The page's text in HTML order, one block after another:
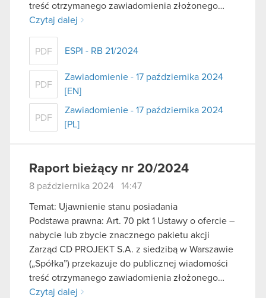
treść otrzymanego zawiadomienia złożonego…
Czytaj dalej
PDF ESPI - RB 21/2024
PDF
Zawiadomienie - 17 października 2024
[EN]
PDF
Zawiadomienie - 17 października 2024
[PL]
Raport bieżący nr 20/2024
8 października 2024 14:47
Temat: Ujawnienie stanu posiadania
Podstawa prawna: Art. 70 pkt 1 Ustawy o ofercie –
nabycie lub zbycie znacznego pakietu akcji
Zarząd CD PROJEKT S.A. z siedzibą w Warszawie
(„Spółka”) przekazuje do publicznej wiadomości
treść otrzymanego zawiadomienia złożonego…
Czytaj dalej